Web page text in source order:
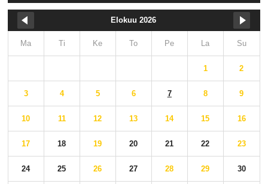
Elokuu 2026
Ma Ti Ke To Pe La Su
1 2
3 4 5 6 7 8 9
10 11 12 13 14 15 16
17 18 19 20 21 22 23
24 25 26 27 28 29 30